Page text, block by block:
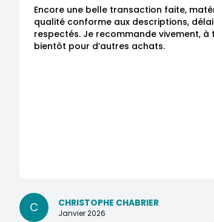
Encore une belle transaction faite,
qualité conforme aux descriptions,
respectés. Je recommande vivement, à
bientôt pour d’autres achats.
C CHRISTOPHE CHABRIER
Janvier 2026